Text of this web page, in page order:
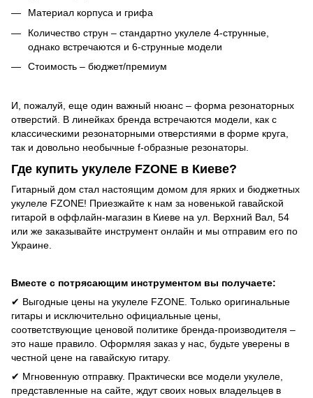
Материал корпуса и грифа
Количество струн – стандартно укулеле 4-струнные,
однако встречаются и 6-струнные модели
Стоимость – бюджет/премиум
И, пожалуй, еще один важный нюанс – форма резонаторных
отверстий. В линейках бренда встречаются модели, как с
классическими резонаторными отверстиями в форме круга,
так и довольно необычные f-образные резонаторы.
Где купить укулеле FZONE в Киеве?
Гитарный дом стал настоящим домом для ярких и бюджетных
укулеле FZONE! Приезжайте к нам за новенькой гавайской
гитарой в оффлайн-магазин в Киеве на ул. Верхний Вал, 54
или же заказывайте инструмент онлайн и мы отправим его по
Украине.
Вместе с потрясающим инструментом вы получаете:
✔ Выгодные цены на укулеле FZONE. Только оригинальные
гитары и исключительно официальные цены,
соответствующие ценовой политике бренда-производителя –
это наше правило. Оформляя заказ у нас, будьте уверены в
честной цене на гавайскую гитару.
✔ Мгновенную отправку. Практически все модели укулеле,
представленные на сайте, ждут своих новых владельцев в